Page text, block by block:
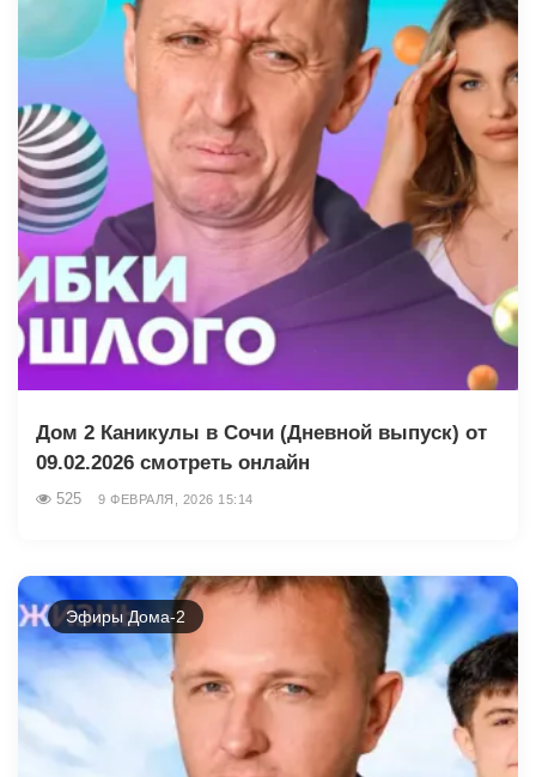
Дом 2 Каникулы в Сочи (Дневной выпуск) от
09.02.2026 смотреть онлайн
525 9 ФЕВРАЛЯ, 2026 15:14
Эфиры Дома-2